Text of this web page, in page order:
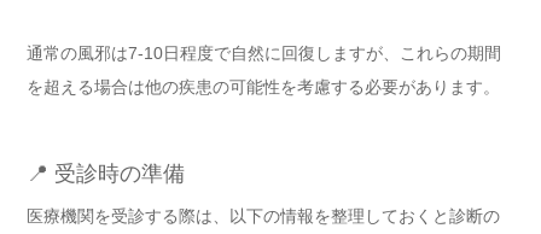
通常の風邪は7-10日程度で自然に回復しますが、これらの期間
を超える場合は他の疾患の可能性を考慮する必要があります。
📍 受診時の準備
医療機関を受診する際は、以下の情報を整理しておくと診断の